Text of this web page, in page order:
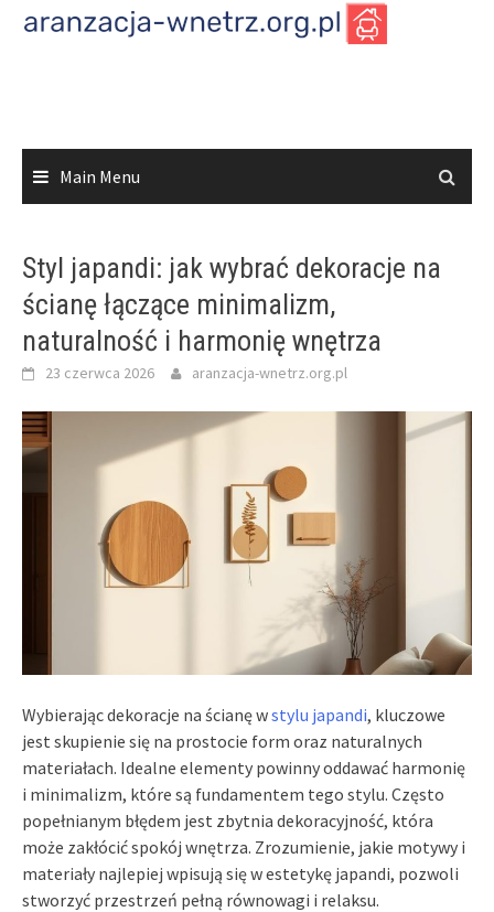
Skip
Main Menu
Styl japandi: jak wybrać dekoracje na
ścianę łączące minimalizm,
naturalność i harmonię wnętrza
23 czerwca 2026 aranzacja-wnetrz.org.pl
Wybierając dekoracje na ścianę wstylu japandi, kluczowe
jest skupienie się na prostocie form oraz naturalnych
materiałach. Idealne elementy powinny oddawać harmonię
i minimalizm, które są fundamentem tego stylu. Często
popełnianym błędem jest zbytnia dekoracyjność, która
może zakłócić spokój wnętrza. Zrozumienie, jakie motywy i
materiały najlepiej wpisują się w estetykę japandi, pozwoli
stworzyć przestrzeń pełną równowagi i relaksu.